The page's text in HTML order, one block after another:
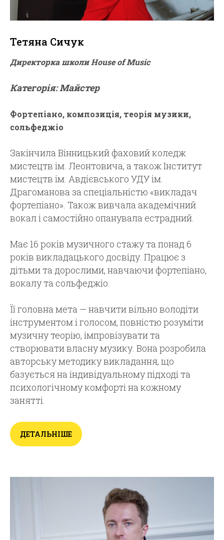
Тетяна Сичук
Директорка школи House of Music
Категорія: Майстер
Фортепіано, композиція, теорія музики,
сольфеджіо
Закінчила Вінницький фаховий коледж
мистецтв ім. Леонтовича, а також Інститут
мистецтв ім. Авдієвського УДУ ім.
Драгоманова за спеціальністю «викладач
фортепіано». Також вивчала академічний
вокал і самостійно опанувала естрадний.
Має 16 років музичного стажу та понад 6
років викладацького досвіду. Працює з
дітьми та дорослими, навчаючи фортепіано,
вокалу та сольфеджіо.
Її головна мета — навчити вільно володіти
інструментом і голосом, повністю розуміти
музичну теорію, імпровізувати та
створювати власну музику. Вона розробила
авторську методику викладання, що
базується на індивідуальному підході та
психологічному комфорті на кожному
занятті.
ДЕТАЛЬНІШЕ